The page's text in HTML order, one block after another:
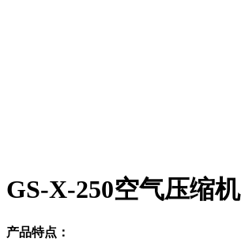
GS-X-250空气压缩机
产品特点：